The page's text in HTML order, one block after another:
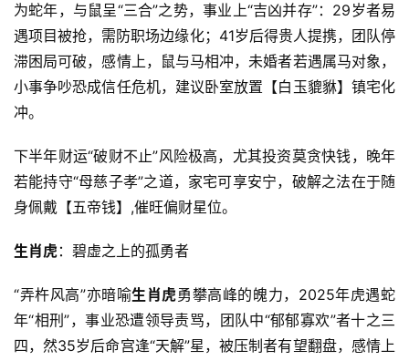
为蛇年，与鼠呈“三合”之势，事业上“吉凶并存”：29岁者易
遇项目被抢，需防职场边缘化；41岁后得贵人提携，团队停
滞困局可破，感情上，鼠与马相冲，未婚者若遇属马对象，
小事争吵恐成信任危机，建议卧室放置【白玉貔貅】镇宅化
冲。
下半年财运“破财不止”风险极高，尤其投资莫贪快钱，晚年
若能持守“母慈子孝”之道，家宅可享安宁，破解之法在于随
身佩戴【五帝钱】,催旺偏财星位。
生肖虎：碧虚之上的孤勇者
“弄杵风高”亦暗喻生肖虎勇攀高峰的魄力，2025年虎遇蛇
年“相刑”，事业恐遭领导责骂，团队中“郁郁寡欢”者十之三
四，然35岁后命宫逢“天解”星，被压制者有望翻盘，感情上